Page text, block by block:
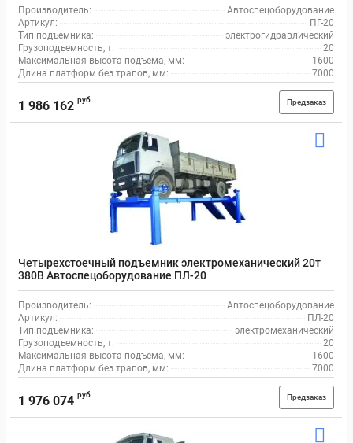
Производитель:
Автоспецоборудование
Артикул:
ПГ-20
Тип подъемника:
электрогидравлический
Грузоподъемность, т:
20
Максимальная высота подъема, мм:
1600
Длина платформ без трапов, мм:
7000
1 986 162 руб Предзаказ
Четырехстоечный подъемник электромеханический 20т
380В Автоспецоборудование ПЛ-20
Производитель:
Автоспецоборудование
Артикул:
ПЛ-20
Тип подъемника:
электромеханический
Грузоподъемность, т:
20
Максимальная высота подъема, мм:
1600
Длина платформ без трапов, мм:
7000
1 976 074 руб Предзаказ